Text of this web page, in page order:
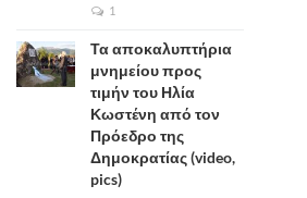
1
Τα αποκαλυπτήρια
μνημείου προς
τιμήν του Ηλία
Κωστένη από τον
Πρόεδρο της
Δημοκρατίας (video,
pics)